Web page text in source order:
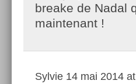
breake de Nadal
maintenant !
Sylvie 14 mai 2014